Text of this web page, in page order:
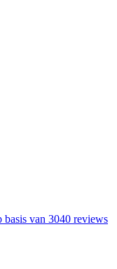
basis van 3040 reviews